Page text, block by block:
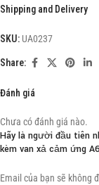
Shipping and Delivery
SKU: UA0237
Share:
Đánh giá
Chưa có đánh giá nào.
Hãy là người đầu tiên
kèm van xả cảm ứng
Email của bạn sẽ không